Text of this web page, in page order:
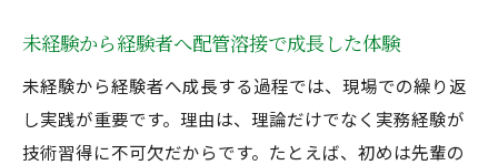
未経験から経験者へ配管溶接で成長した体験
未経験から経験者へ成長する過程では、現場での繰り返
し実践が重要です。理由は、理論だけでなく実務経験が
技術習得に不可欠だからです。たとえば、初めは先輩の